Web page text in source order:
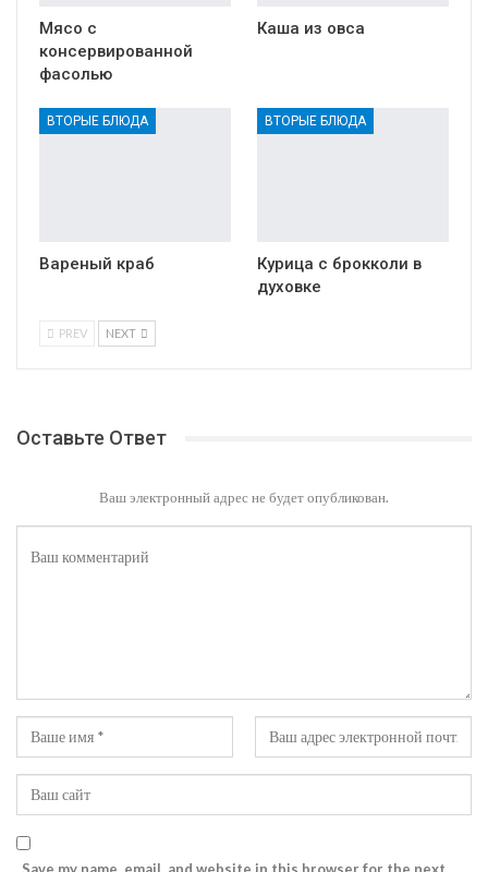
Мясо с
консервированной
фасолью
Каша из овса
ВТОРЫЕ БЛЮДА
Вареный краб
ВТОРЫЕ БЛЮДА
Курица с брокколи в
духовке
PREV NEXT
Оставьте Ответ
Ваш электронный адрес не будет опубликован.